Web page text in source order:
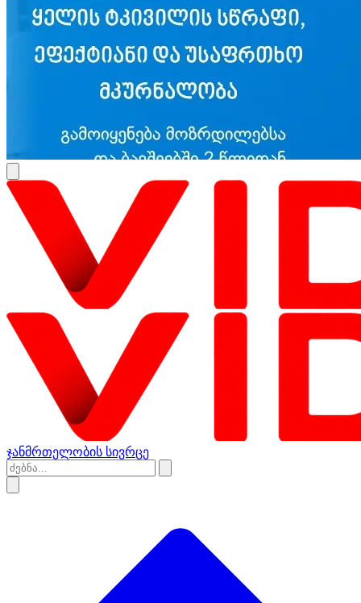
ჯანმრთელობის სივრცე